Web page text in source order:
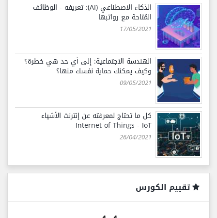
الذكاء الاصطناعي (AI): تعريفه - الوظائف
المُتاحة مع رواتبها
17/05/2021
الهندسة الاجتماعية: إلى أي حد هي خطرة؟
وكيف يمكنك حماية نفسك منها؟
09/05/2021
كل ما تحتاج لمعرفته عن إنترنت الأشياء
Internet of Things - IoT
26/04/2021
تقييم الكورس